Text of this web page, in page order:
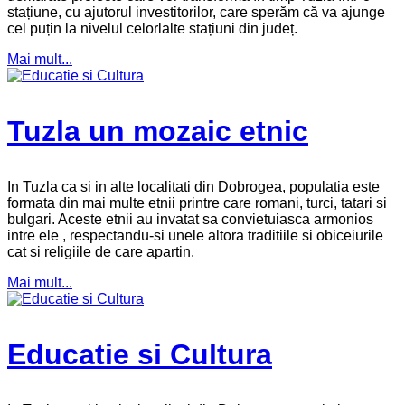
stațiune, cu ajutorul investitorilor, care sperăm că va ajunge
cel puțin la nivelul celorlalte stațiuni din județ.
Mai mult...
Tuzla un mozaic etnic
In Tuzla ca si in alte localitati din Dobrogea, populatia este
formata din mai multe etnii printre care romani, turci, tatari si
bulgari. Aceste etnii au invatat sa convietuiasca armonios
intre ele , respectandu-si unele altora traditiile si obiceiurile
cat si religiile de care apartin.
Mai mult...
Educatie si Cultura